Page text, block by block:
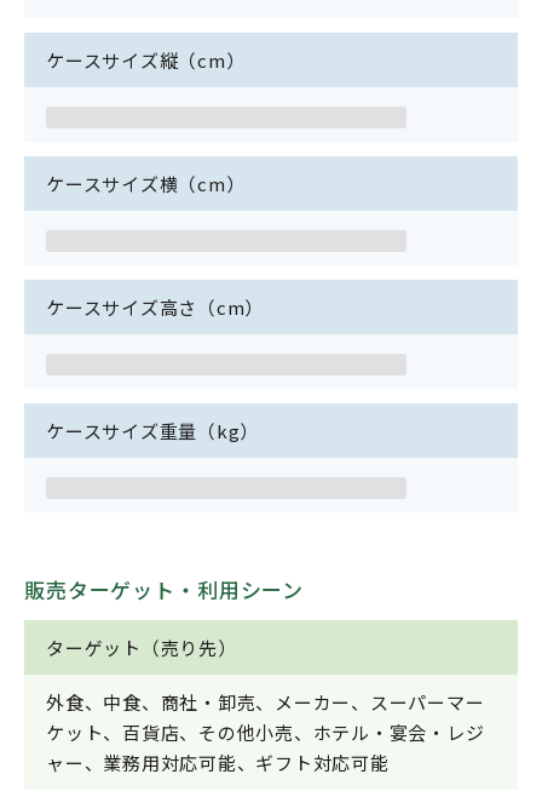
ケースサイズ縦（cm）
ケースサイズ横（cm）
ケースサイズ高さ（cm）
ケースサイズ重量（kg）
販売ターゲット・利用シーン
ターゲット（売り先）
外食、中食、商社・卸売、メーカー、スーパーマー
ケット、百貨店、その他小売、ホテル・宴会・レジ
ャー、業務用対応可能、ギフト対応可能